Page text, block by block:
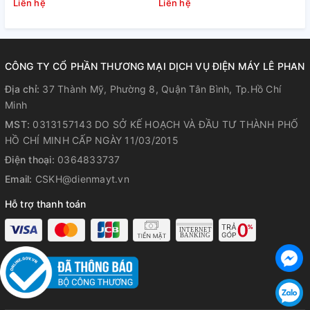
sử dụng cho văn phòng...thì chọn mua điều khiển đây.
Sử dụng môi chất lạnh tân tiến
– Gas R32
Sử dụng môi chất lạnh mới nhất hiện nay Gas R32với hiệu
suất làm lạnh nhanh cao hơn, thân thiện với môi trường,
hướng đến cuộc sống xanh, bảo vệ môi trường.
Liên hệ Liên hệ
CÔNG TY CỔ PHẦN THƯƠNG MẠI DỊCH VỤ ĐIỆN MÁY LÊ PHAN
Địa chỉ: 37 Thành Mỹ, Phường 8, Quận Tân Bình, Tp.Hồ Chí
Minh
MST: 0313157143 DO SỞ KẾ HOẠCH VÀ ĐẦU TƯ THÀNH PHỐ
HỒ CHÍ MINH CẤP NGÀY 11/03/2015
Điện thoại: 0364833737
Email: CSKH@dienmayt.vn
Hỗ trợ thanh toán